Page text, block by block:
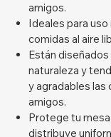
amigos.
Ideales para
comidas al aire
Están
naturaleza y
y agradables las
amigos.
Protege tu
distribuye